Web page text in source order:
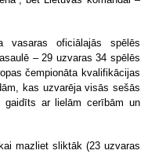
vasaras oficiālajās spēlēs
– 29 uzvaras 34 spēlēs
čempionāta kvalifikācijas
kas uzvarēja visās sešās
gaidīts ar lielām cerībām un
mazliet sliktāk (23 uzvaras